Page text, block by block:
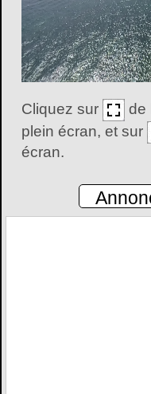
Cliquez sur
de
plein écran, et sur
écran.